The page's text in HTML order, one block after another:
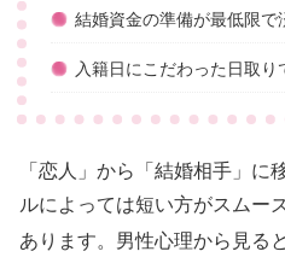
結婚資金の準備が最低限で
入籍日にこだわった日取り
「恋人」から「結婚相手」に
ルによっては短い方がスムー
あります。男性心理から見ると